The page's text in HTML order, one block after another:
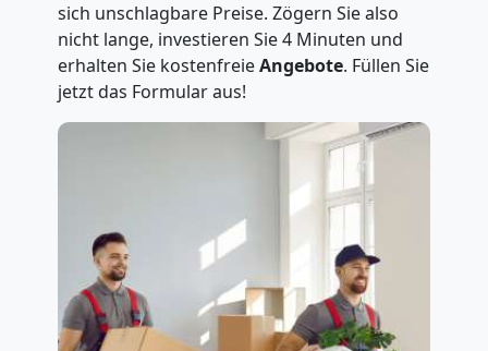
sich unschlagbare Preise. Zögern Sie also
nicht lange, investieren Sie 4 Minuten und
erhalten Sie kostenfreieAngebote. Füllen Sie
jetzt das Formular aus!